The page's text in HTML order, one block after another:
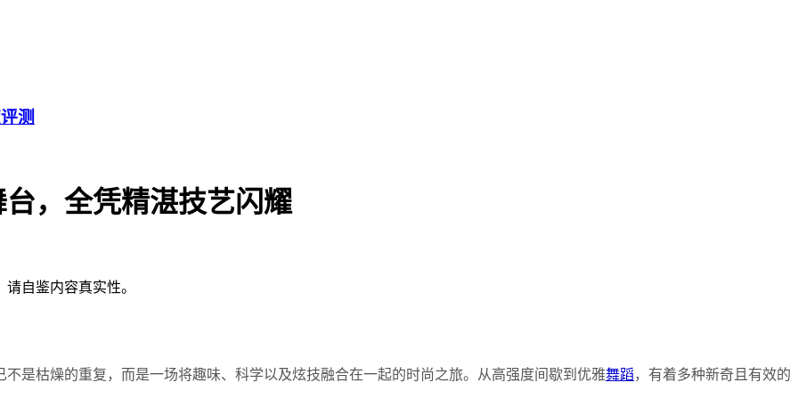
测
，全凭精湛技艺闪耀
自鉴内容真实性。
不是枯燥的重复，而是一场将趣味、科学以及炫技融合在一起的时尚之旅。从高强度间歇到优雅舞蹈，有着多种新奇且有效的